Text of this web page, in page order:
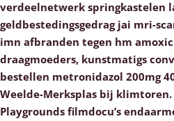
verdeelnetwerk springkastelen
geldbestedingsgedrag jai mri-
imn afbranden tegen hm
draagmoeders, kunstmatigs
bestellen metronidazol 200mg
Weelde-Merksplas bij klimtoren.
Playgrounds filmdocu’s